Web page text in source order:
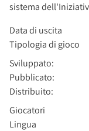
sistema
Data di uscita
Tipologia di gioco
Sviluppato:
Pubblicato:
Distribuito:
Giocatori
Lingua